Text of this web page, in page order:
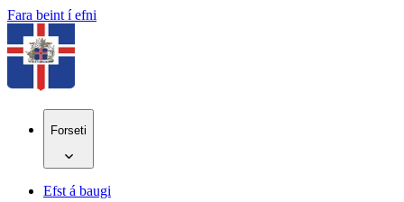
Fara beint í efni
Forseti
Efst á baugi